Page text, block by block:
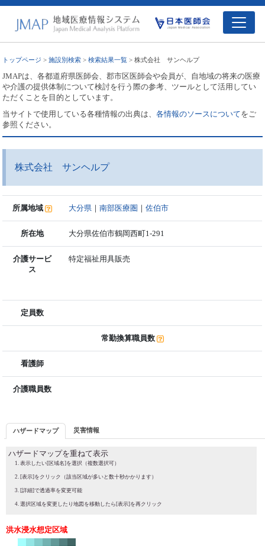
トップページ >施設別検索 >検索結果一覧 > 株式会社 サンヘルプ
JMAPは、各都道府県医師会、郡市区医師会や会員が、自地域の将来の医療
や介護の提供体制について検討を行う際の参考、ツールとして活用してい
ただくことを目的としています。
当サイトで使用している各種情報の出典は、各情報のソースについてをご
参照ください。
株式会社 サンヘルプ
所属地域 大分県 ｜南部医療圏 ｜佐伯市
所在地 大分県佐伯市鶴岡西町1-291
介護サービ
ス
特定福祉用具販売
定員数
常勤換算職員数
看護師
介護職員数
ハザードマップ 災害情報
ハザードマップを重ねて表示
表示したい[区域名]を選択（複数選択可）
[表示]をクリック（該当区域が多いと数十秒かかります）
[詳細]で透過率を変更可能
選択区域を変更したり地図を移動したら[表示]を再クリック
洪水浸水想定区域